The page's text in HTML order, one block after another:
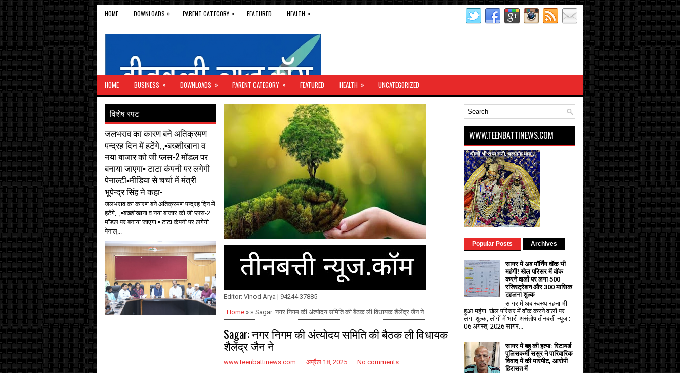
HOME DOWNLOADS » PARENT CATEGORY » FEATURED HEALTH »
HOME BUSINESS » DOWNLOADS » PARENT CATEGORY » FEATURED HEALTH » UNCATEGORIZED
Editor: Vinod Arya | 94244 37885
Home » » Sagar: नगर निगम की अंत्योदय समिति की बैठक ली विधायक शैलेंद्र जैन ने
Sagar: नगर निगम की अंत्योदय समिति की बैठक ली विधायक
शैलेंद्र जैन ने
www.teenbattinews.com अप्रैल 18, 2025 No comments
विशेष रपट
जलभराव का कारण बने अतिक्रमण
पन्द्रह दिन में हटेंगे, ,▪️बख्शीखाना व
नया बाजार को जी प्लस-2 मॉडल पर
बनाया जाएगा▪️ टाटा कंपनी पर लगेगी
पेनाल्टी▪️मीडिया से चर्चा में मंत्री
भूपेन्द्र सिंह ने कहा-
जलभराव का कारण बने अतिक्रमण पन्द्रह दिन में
हटेंगे, ,▪️बख्शीखाना व नया बाजार को जी प्लस-2
मॉडल पर बनाया जाएगा ▪️ टाटा कंपनी पर लगेगी
पेनाल्...
WWW.TEENBATTINEWS.COM
Popular Posts Archives
सागर में अब मॉर्निंग वॉक भी
महंगी! खेल परिसर में वॉक
करने वालों पर लगा ₹500
रजिस्ट्रेशन और ₹300 मासिक
टहलना शुल्क
सागर में अब स्वस्थ रहना भी
हुआ महंगा: खेल परिसर में वॉक करने वालों पर
लगा शुल्क, लोगों में भारी असंतोष तीनबत्ती न्यूज :
06 अगस्त, 2026 सागर...
सागर में बहू की हत्या: रिटायर्ड
पुलिसकर्मी ससुर ने पारिवारिक
विवाद में की मारपीट, आरोपी
हिरासत में